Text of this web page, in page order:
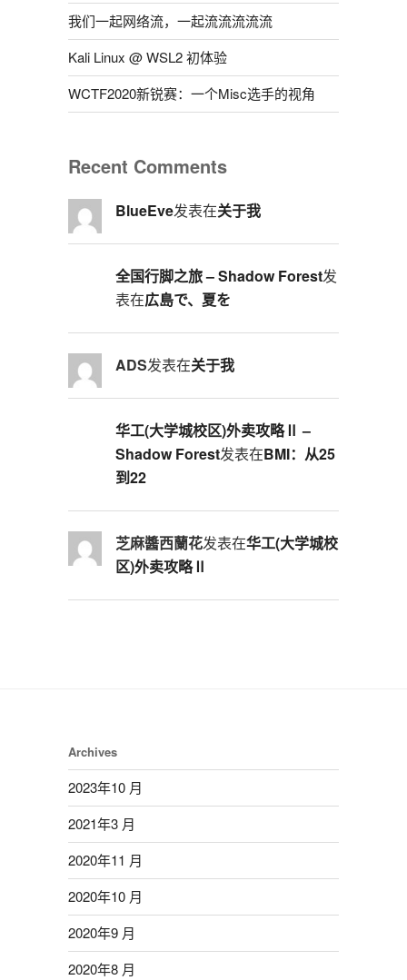
我们一起网络流，一起流流流流流
Kali Linux @ WSL2 初体验
WCTF2020新锐赛：一个Misc选手的视角
Recent Comments
BlueEve发表在关于我
全国行脚之旅 – Shadow Forest发
表在広島で、夏を
ADS发表在关于我
华工(大学城校区)外卖攻略Ⅱ –
Shadow Forest发表在BMI：从25
到22
芝麻醬西蘭花发表在华工(大学城校
区)外卖攻略Ⅱ
Archives
2023年10 月
2021年3 月
2020年11 月
2020年10 月
2020年9 月
2020年8 月